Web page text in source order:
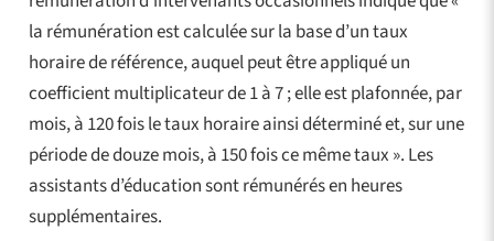
la rémunération est calculée sur la base d’un taux
horaire de référence, auquel peut être appliqué un
coefficient multiplicateur de 1 à 7 ; elle est plafonnée, par
mois, à 120 fois le taux horaire ainsi déterminé et, sur une
période de douze mois, à 150 fois ce même taux ». Les
assistants d’éducation sont rémunérés en heures
supplémentaires.